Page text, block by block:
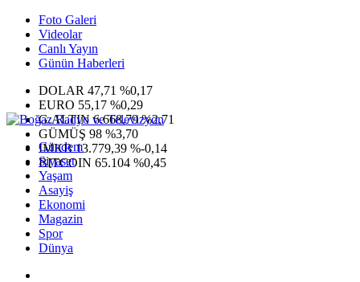
Foto Galeri
Videolar
Canlı Yayın
Günün Haberleri
DOLAR 47,71 %0,17
EURO 55,17 %0,29
G.ALTIN6.668,79 %2,71
GÜMÜŞ 98 %3,70
IMKB13.779,39 %-0,14
BITCOIN 65.104 %0,45
Gündem
Siyaset
Yaşam
Asayiş
Ekonomi
Magazin
Spor
Dünya